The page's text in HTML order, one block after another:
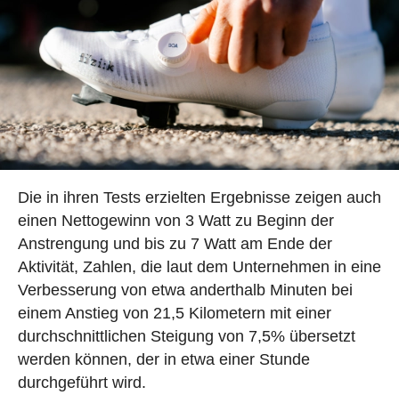
Die in ihren Tests erzielten Ergebnisse zeigen auch
einen Nettogewinn von 3 Watt zu Beginn der
Anstrengung und bis zu 7 Watt am Ende der
Aktivität, Zahlen, die laut dem Unternehmen in eine
Verbesserung von etwa anderthalb Minuten bei
einem Anstieg von 21,5 Kilometern mit einer
durchschnittlichen Steigung von 7,5% übersetzt
werden können, der in etwa einer Stunde
durchgeführt wird.